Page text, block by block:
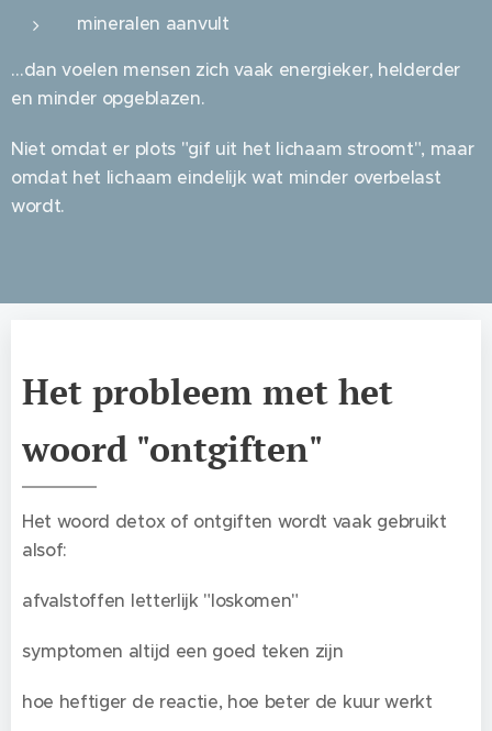
mineralen aanvult
…dan voelen mensen zich vaak energieker, helderder
en minder opgeblazen.
Niet omdat er plots "gif uit het lichaam stroomt", maar
omdat het lichaam eindelijk wat minder overbelast
wordt.
Het probleem met het
woord "ontgiften"
Het woord detox of ontgiften wordt vaak gebruikt
alsof:
afvalstoffen letterlijk "loskomen"
symptomen altijd een goed teken zijn
hoe heftiger de reactie, hoe beter de kuur werkt